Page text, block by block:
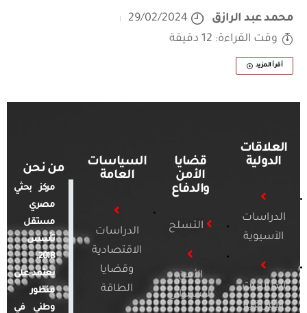
محمد عبد الرازق
29/02/2024
وقت القراءة: 12 دقيقة
أقرأ المزيد
العلاقات
الدولية
الدراسات
الآسيوية
الدراسات
الأفريقية
قضايا
الأمن
والدفاع
التسلح
الأمن
السيبراني
السياسات
العامة
الدراسات
الاقتصادية
وقضايا
الطاقة
من نحن
مركز بحثي
مصري
مستقل
تأسس
2018.
يعتمد على
منظور
وطني في